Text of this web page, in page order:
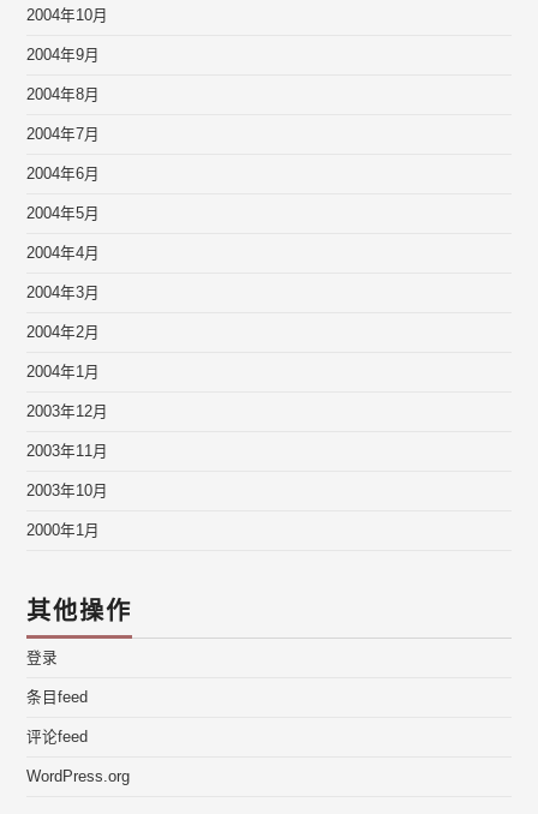
2004年10月
2004年9月
2004年8月
2004年7月
2004年6月
2004年5月
2004年4月
2004年3月
2004年2月
2004年1月
2003年12月
2003年11月
2003年10月
2000年1月
其他操作
登录
条目feed
评论feed
WordPress.org